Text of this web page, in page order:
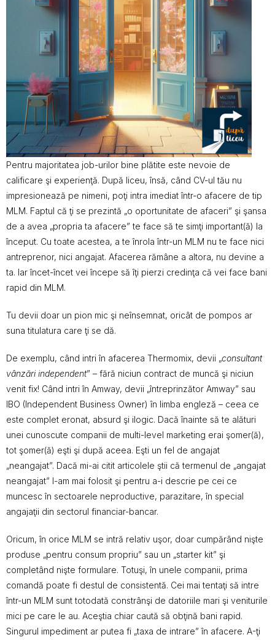
Pentru majoritatea job-urilor bine plătite este nevoie de
calificare şi experienţă. După liceu, însă, când CV-ul tău nu
impresionează pe nimeni, poţi intra imediat într-o afacere de tip
MLM. Faptul că ţi se prezintă „o oportunitate de afaceri” şi şansa
de a avea „propria ta afacere” te face să te simţi important(ă) la
început. Cu toate acestea, a te înrola într-un MLM nu te face nici
antreprenor, nici angajat. Afacerea rămâne a altora, nu devine a
ta. Iar încet-încet vei începe să îţi pierzi credinţa că vei face bani
rapid din MLM.
Tu devii doar un pion mic şi neînsemnat, oricât de pompos ar
suna titulatura care ţi se dă.
De exemplu, când intri în afacerea Thermomix, devii „consultant
vânzări independent” – fără niciun contract de muncă şi niciun
venit fix! Când intri în Amway, devii „întreprinzător Amway” sau
IBO (Independent Business Owner) în limba engleză – ceea ce
este complet eronat, absurd şi ilogic. Dacă înainte să te alături
unei cunoscute companii de multi-level marketing erai şomer(ă),
tot şomer(ă) eşti şi după aceea. Eşti un fel de angajat
„neangajat”. Dacă mi-ai citit articolele ştii că termenul de „angajat
neangajat” l-am mai folosit şi pentru a-i descrie pe cei ce
muncesc în sectoarele neproductive, parazitare, în special
angajaţii din sectorul financiar-bancar.
Oricum, în orice MLM se intră relativ uşor, doar cumpărând nişte
produse „pentru consum propriu” sau un „starter kit” şi
completând nişte formulare. Totuşi, în unele companii, prima
comandă poate fi destul de consistentă. Cei mai tentaţi să intre
într-un MLM sunt totodată constrânşi de datoriile mari şi veniturile
mici pe care le au. Aceştia chiar caută să obţină bani rapid.
Singurul impediment ar putea fi „taxa de intrare” în afacere. A-ţi